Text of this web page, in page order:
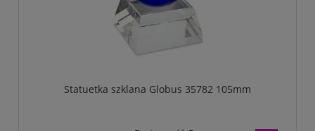
Statuetka szklana Globus 35782 105mm